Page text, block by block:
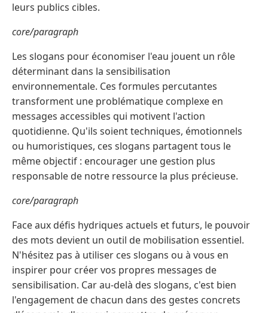
leurs publics cibles.
core/paragraph
Les slogans pour économiser l'eau jouent un rôle
déterminant dans la sensibilisation
environnementale. Ces formules percutantes
transforment une problématique complexe en
messages accessibles qui motivent l'action
quotidienne. Qu'ils soient techniques, émotionnels
ou humoristiques, ces slogans partagent tous le
même objectif : encourager une gestion plus
responsable de notre ressource la plus précieuse.
core/paragraph
Face aux défis hydriques actuels et futurs, le pouvoir
des mots devient un outil de mobilisation essentiel.
N'hésitez pas à utiliser ces slogans ou à vous en
inspirer pour créer vos propres messages de
sensibilisation. Car au-delà des slogans, c'est bien
l'engagement de chacun dans des gestes concrets